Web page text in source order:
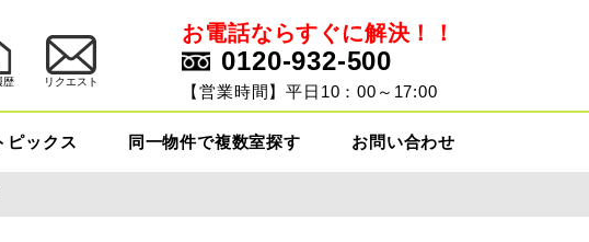
歴 リクエスト
お電話ならすぐに解決！！
0120-932-500
【営業時間】平日10：00～17:00
ピックス 同一物件で複数室探す お問い合わせ